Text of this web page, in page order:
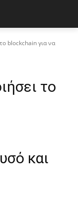
blockchain για να
το
και